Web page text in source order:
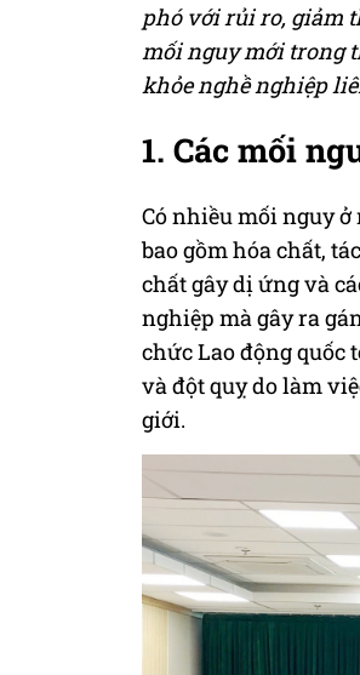
phó với rủi ro, giảm
mối nguy mới trong
khỏe nghề nghiệp
1. Các mối
Có nhiều mối nguy
bao gồm hóa chất,
chất gây dị ứng và
nghiệp mà gây ra
chức Lao động quốc
và đột quỵ do làm
giới.